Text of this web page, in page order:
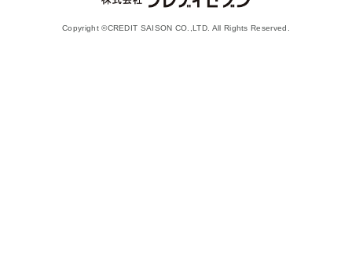
Copyright ©CREDIT SAISON CO.,LTD. All Rights Reserved.